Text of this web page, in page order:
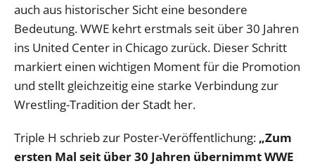
auch aus historischer Sicht eine besondere
Bedeutung. WWE kehrt erstmals seit über 30 Jahren
ins United Center in Chicago zurück. Dieser Schritt
markiert einen wichtigen Moment für die Promotion
und stellt gleichzeitig eine starke Verbindung zur
Wrestling-Tradition der Stadt her.
Triple H schrieb zur Poster-Veröffentlichung: „Zum
ersten Mal seit über 30 Jahren übernimmt WWE